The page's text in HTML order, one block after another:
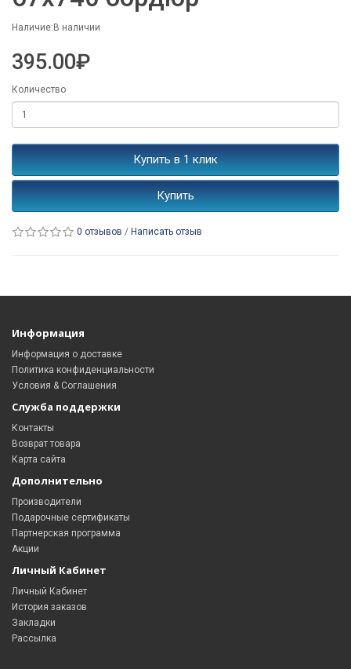
Наличие:В наличии
395.00₽
Количество
Купить в 1 клик
Купить
0 отзывов / Написать отзыв
Информация
Информация о доставке
Политика конфиденциальности
Условия & Соглашения
Служба поддержки
Контакты
Возврат товара
Карта сайта
Дополнительно
Производители
Подарочные сертификаты
Партнерская программа
Акции
Личный Кабинет
Личный Кабинет
История заказов
Закладки
Рассылка